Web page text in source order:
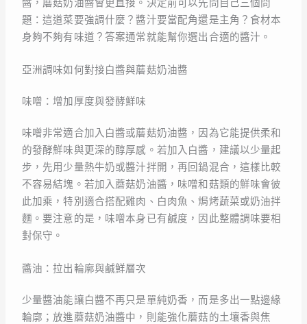
醬，蘑菇奶油醬會更直接。決定前可以先問自己三個問
題：這道菜要強調什麼？醬汁要當配角還是主角？食材本
身夠不夠有味道？答案通常就能幫你選出合適的醬汁。
亞洲調味如何對接白醬與蘑菇奶油醬
味噌：增加厚度與發酵鮮味
味噌非常適合加入白醬或蘑菇奶油醬，因為它能提供柔和
的發酵鮮味與更深的醇厚感。若加入白醬，建議以少量起
步，先用少量熱牛奶或醬汁拌開，再回鍋混合，這樣比較
不容易結塊。若加入蘑菇奶油醬，味噌和菇類的鮮味會彼
此加乘，特別適合搭配雞肉、白肉魚、焗烤蔬菜或奶油拌
麵。要注意的是，味噌本身已有鹹度，因此整體調味要相
對保守。
醬油：拉出輪廓與鹹鮮層次
少量醬油能讓白醬不再只是單純奶香，而是多出一點邊緣
輪廓；放進蘑菇奶油醬中，則能強化蘑菇的土壤香與焦